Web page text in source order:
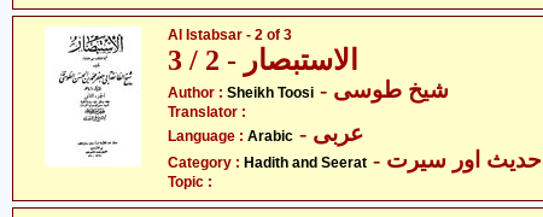
Al Istabsar - 2 of 3
الاستبصار - 2 / 3
Author : Sheikh Toosi - شیخ طوسی
Translator :
Language : Arabic - عربی
Category : Hadith and Seerat - حدیث اور سیرت
Topic :